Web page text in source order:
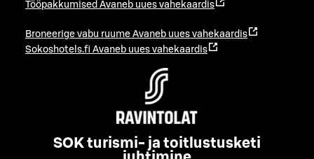
Tööpakkumised Avaneb uues vahekaardis
Broneerige vabu ruume Avaneb uues vahekaardis
Sokoshotels.fi Avaneb uues vahekaardis
SOK turismi- ja toitlustusketi